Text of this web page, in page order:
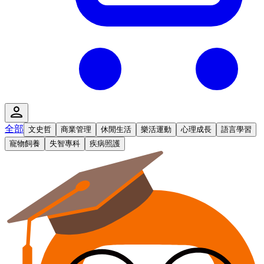
全部 文史哲 商業管理 休閒生活 樂活運動 心理成長
語言學習
寵物飼養
失智專科 疾病照護